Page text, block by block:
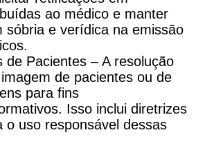
ao médico e manter
sóbria e verídica na emissão
.
de Pacientes – A resolução
de pacientes ou de
para fins
Isso inclui diretrizes
o uso responsável dessas